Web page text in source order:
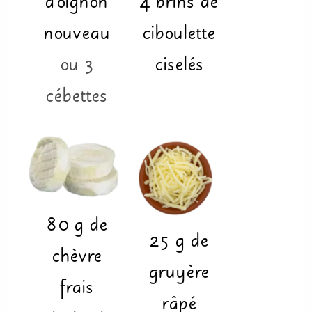
nouveau
ou 3
cébettes
ciboulette
ciselés
80 g de
chèvre
frais
25 g de
gruyère
râpé